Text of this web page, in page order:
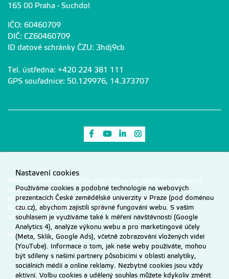
165 00 Praha - Suchdol
IČO: 60460709
DIČ: CZ60460709
ID datové schránky ČZU: 3hdj9cb
Tel. ústředna: +420 224 381 111
GPS souřadnice: 50.129976, 14.373707
Odkaz na Facebook
Odkaz na Youtube
Odkaz na LinkedIn
Materiály umístěné na tomto webu mohou být publikovány pouze se
souhlasem ČZU.
Informace o zpracování a ochraně osobních údajů na ČZU v Praze.
© 2026 Česká zemědělská univerzita v Praze
Všechna práva vyhrazena
Nastavení cookies
Nastavení cookies
Používáme cookies a podobné technologie na webových
prezentacích České zemědělské univerzity v Praze (pod doménou
czu.cz), abychom zajistili správné fungování webu. S vaším
souhlasem je využíváme také k měření návštěvnosti (Google
Analytics 4), analýze výkonu webu a pro marketingové účely
(Meta, Sklik, Google Ads), včetně zobrazování vložených videí
(YouTube). Informace o tom, jak naše weby používáte, mohou
být sdíleny s našimi partnery působícími v oblasti analytiky,
sociálních médií a online reklamy. Nezbytné cookies jsou vždy
aktivní. Volbu cookies a udělený souhlas můžete kdykoliv změnit